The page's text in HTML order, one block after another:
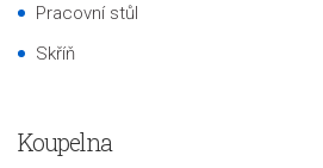
Pracovní stůl
Skříň
Koupelna